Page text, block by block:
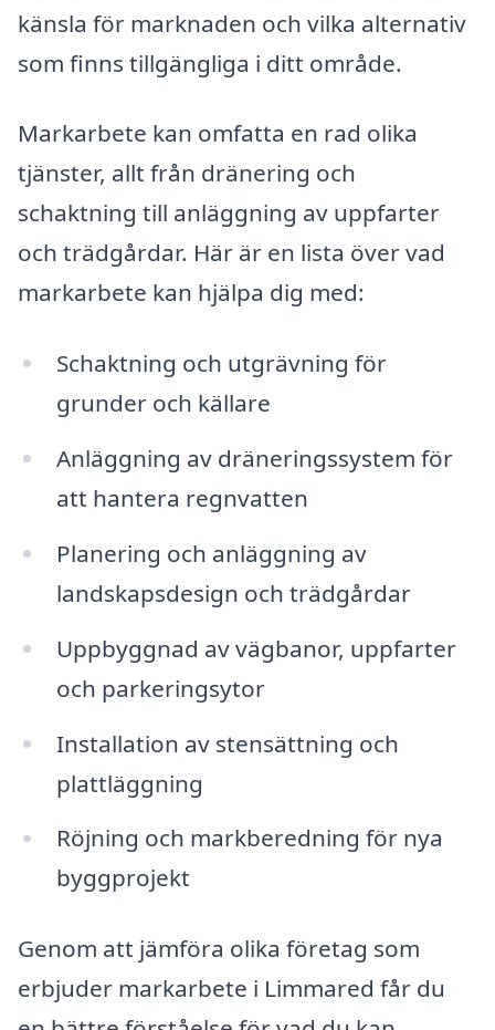
känsla för marknaden och vilka alternativ
som finns tillgängliga i ditt område.
Markarbete kan omfatta en rad olika
tjänster, allt från dränering och
schaktning till anläggning av uppfarter
och trädgårdar. Här är en lista över vad
markarbete kan hjälpa dig med:
Schaktning och utgrävning för
grunder och källare
Anläggning av dräneringssystem för
att hantera regnvatten
Planering och anläggning av
landskapsdesign och trädgårdar
Uppbyggnad av vägbanor, uppfarter
och parkeringsytor
Installation av stensättning och
plattläggning
Röjning och markberedning för nya
byggprojekt
Genom att jämföra olika företag som
erbjuder markarbete i Limmared får du